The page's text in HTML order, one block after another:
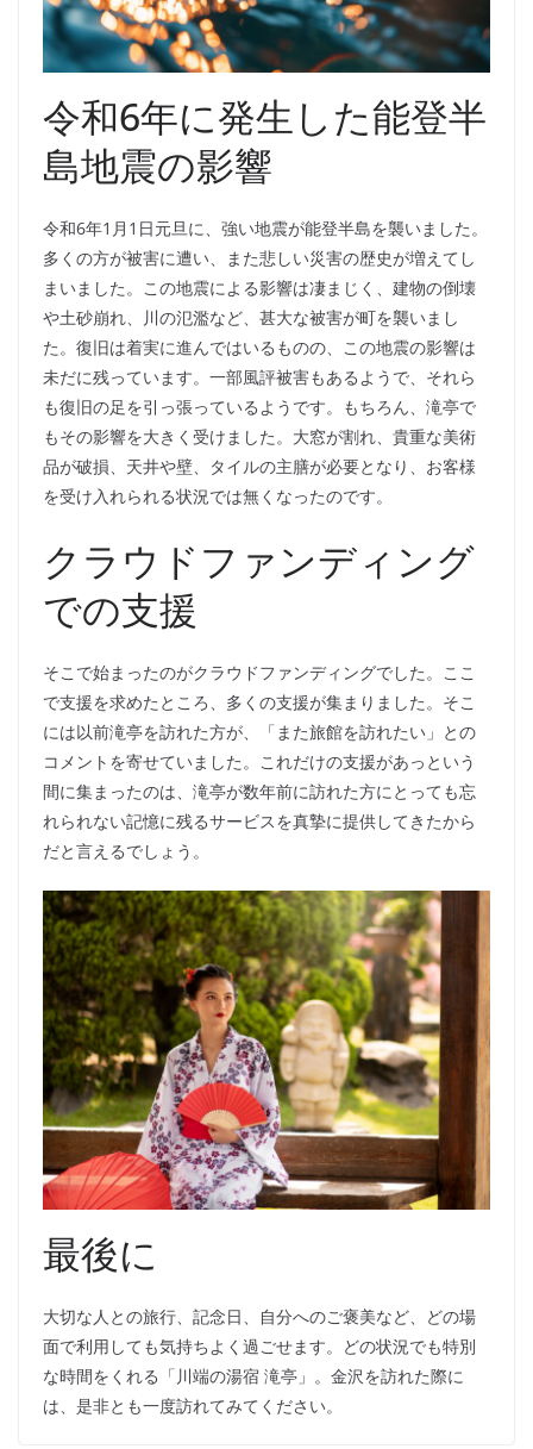
令和6年に発生した能登半
島地震の影響
令和6年1月1日元旦に、強い地震が能登半島を襲いました。
多くの方が被害に遭い、また悲しい災害の歴史が増えてし
まいました。この地震による影響は凄まじく、建物の倒壊
や土砂崩れ、川の氾濫など、甚大な被害が町を襲いまし
た。復旧は着実に進んではいるものの、この地震の影響は
未だに残っています。一部風評被害もあるようで、それら
も復旧の足を引っ張っているようです。もちろん、滝亭で
もその影響を大きく受けました。大窓が割れ、貴重な美術
品が破損、天井や壁、タイルの主膳が必要となり、お客様
を受け入れられる状況では無くなったのです。
クラウドファンディング
での支援
そこで始まったのがクラウドファンディングでした。ここ
で支援を求めたところ、多くの支援が集まりました。そこ
には以前滝亭を訪れた方が、「また旅館を訪れたい」との
コメントを寄せていました。これだけの支援があっという
間に集まったのは、滝亭が数年前に訪れた方にとっても忘
れられない記憶に残るサービスを真摯に提供してきたから
だと言えるでしょう。
最後に
大切な人との旅行、記念日、自分へのご褒美など、どの場
面で利用しても気持ちよく過ごせます。どの状況でも特別
な時間をくれる「川端の湯宿 滝亭」。金沢を訪れた際に
は、是非とも一度訪れてみてください。